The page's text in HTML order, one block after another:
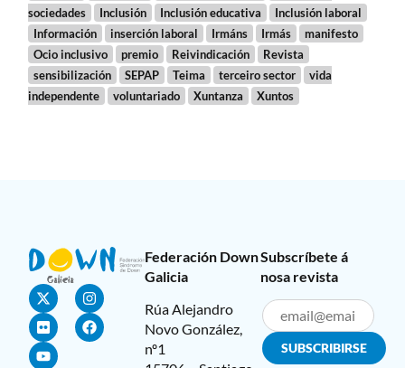
sociedades
Inclusión Inclusión educativa
Inclusión laboral
Información
inserción laboral Irmáns Irmás
manifesto
Ocio inclusivo
premio Reivindicación
Revista
sensibilización
SEPAP Teima terceiro sector
vida
independente
voluntariado Xuntanza Xuntos
Federación Down
Galicia
Rúa Alejandro
Novo González,
nº1
Subscríbete á
nosa revista